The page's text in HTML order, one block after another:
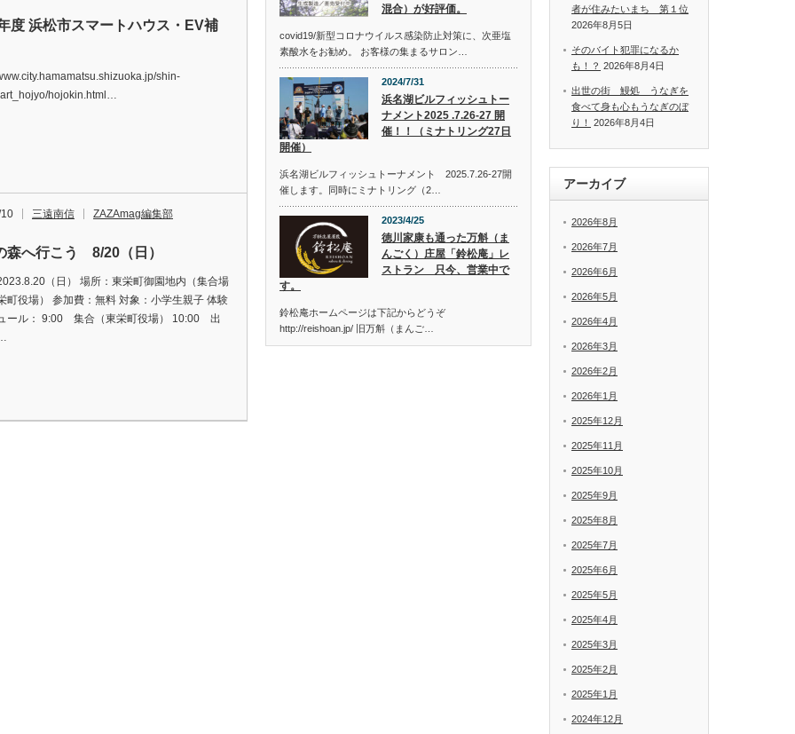
度 浜松市スマートハウス・EV補
shin-
hojokin.html…
三遠南信 ZAZAmag編集部
森へ行こう 8/20（日）
（日） 場所：東栄町御園地内（集合場
町役場） 参加費：無料 対象：小学生親子 体験
ール： 9:00 集合（東栄町役場） 10:00 出
混合）が好評価。
covid19/新型コロナウイルス感染防止対策に、次亜塩
素酸水をお勧め。 お客様の集まるサロン…
2024/7/31
浜名湖ビルフィッシュトー
ナメント2025 .7.26-27 開
催！！（ミナトリング27日
開催）
浜名湖ビルフィッシュトーナメント 2025.7.26-27開
催します。同時にミナトリング（2…
2023/4/25
徳川家康も通った万斛（ま
んごく）庄屋「鈴松庵」レ
ストラン 只今、営業中で
す。
鈴松庵ホームページは下記からどうぞ
http://reishoan.jp/ 旧万斛（まんご…
者が住みたいまち 第１位
2026年8月5日
そのバイト犯罪になるか
も！？ 2026年8月4日
出世の街 鰻処 うなぎを
食べて身も心もうなぎのぼ
り！
2026年8月4日
アーカイブ
2026年8月
2026年7月
2026年6月
2026年5月
2026年4月
2026年3月
2026年2月
2026年1月
2025年12月
2025年11月
2025年10月
2025年9月
2025年8月
2025年7月
2025年6月
2025年5月
2025年4月
2025年3月
2025年2月
2025年1月
2024年12月